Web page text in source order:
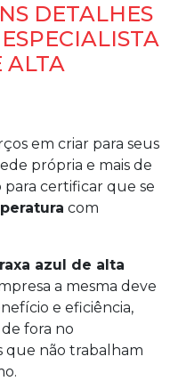
DETALHES
ALTA
em criar para seus
própria e mais de
certificar que se
com
azul de alta
a mesma deve
e eficiência,
fora no
que não trabalham